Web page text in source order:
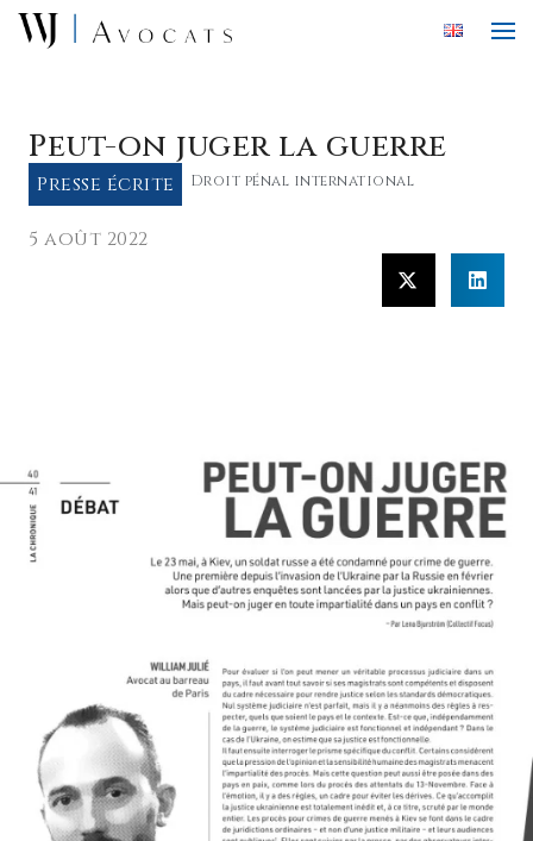
Skip to main content
Peut-on juger la guerre
Presse écrite Droit pénal international
5 août 2022